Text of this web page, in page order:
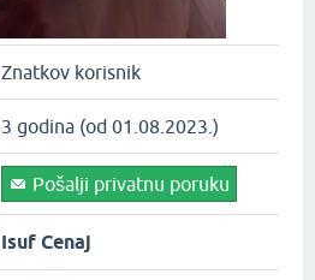
Znatkov korisnik
3 godina (od 01.08.2023.)
Pošalji privatnu poruku
Isuf Cenaj